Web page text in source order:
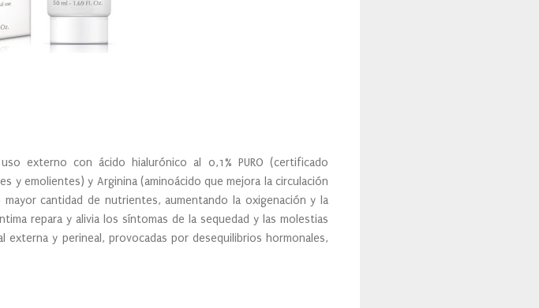
externo con ácido hialurónico al 0,1% PURO (certificado
y emolientes) y Arginina (aminoácido que mejora la circulación
cantidad de nutrientes, aumentando la oxigenación y la
repara y alivia los síntomas de la sequedad y las molestias
y perineal, provocadas por desequilibrios hormonales,